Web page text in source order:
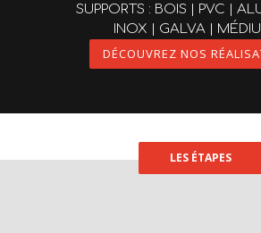
SUPPORTS : BOIS | PVC |
INOX | GALVA |
DÉCOUVREZ NOS
LES ÉTAPES